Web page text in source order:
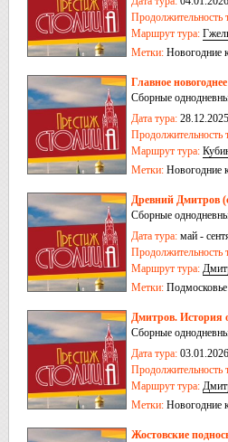
Продолжительность
Маршрут тура:
Метки: Новогодние
Главное
Сборные
Дата тура:
09.01.2026,
Продолжительность
Маршрут тура:
Метки: Новогодние
Древний Дмитров
Сборные
Дата тура: май -
Продолжительность
Маршрут тура:
Метки: Подмосковье
Дмитров. История
Сборные
Дата тура:
Продолжительность
Маршрут тура:
Метки: Новогодние
Жостовские